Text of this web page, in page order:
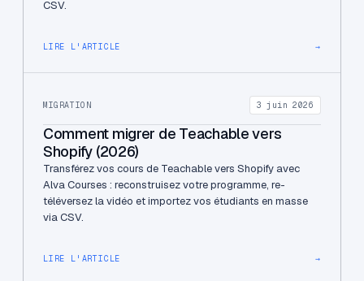
CSV.
LIRE L'ARTICLE →
MIGRATION 3 juin 2026
Comment migrer de Teachable vers
Shopify (2026)
Transférez vos cours de Teachable vers Shopify avec
Alva Courses : reconstruisez votre programme, re-
téléversez la vidéo et importez vos étudiants en masse
via CSV.
LIRE L'ARTICLE →